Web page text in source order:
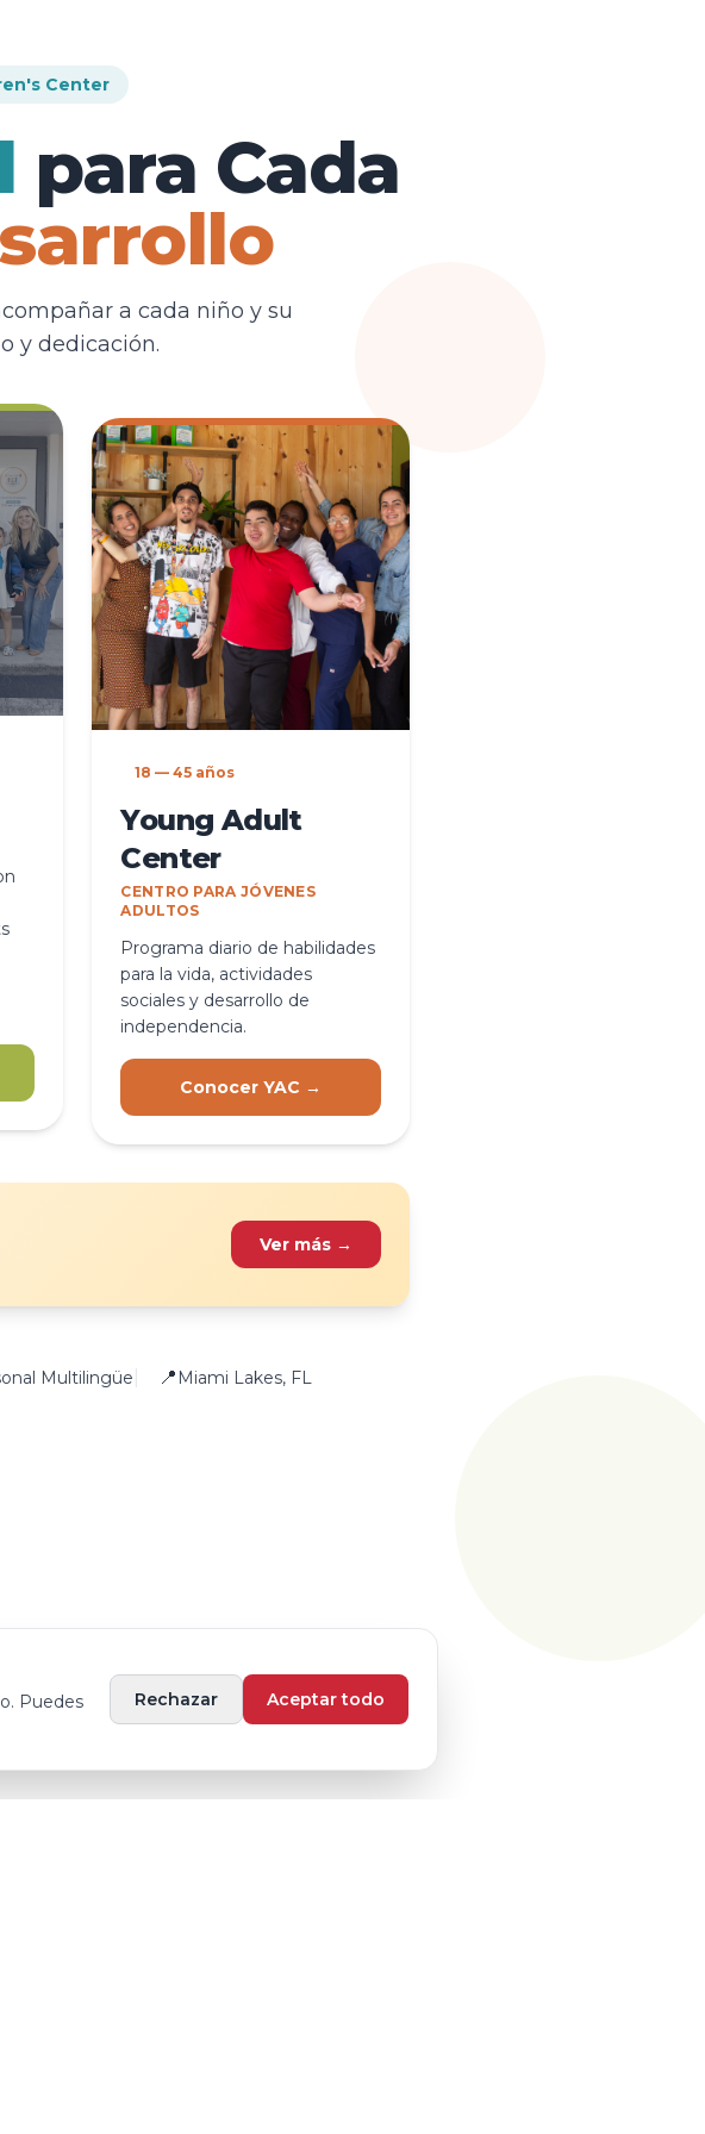
Center
para Cada
a cada niño y su
y dedicación.
18 — 45 años
Young Adult
Center
CENTRO PARA JÓVENES
ADULTOS
Programa diario de habilidades
para la vida, actividades
sociales y desarrollo de
independencia.
Conocer YAC →
Ver más →
Multilingüe 📍 Miami Lakes, FL
Puedes
Rechazar Aceptar todo